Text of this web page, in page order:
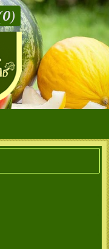
0)